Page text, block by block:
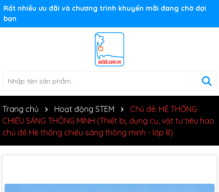
Rất nhiều ưu đãi và chương trình khuyến mãi đang chờ đợi
bạn
Trang chủ Hoạt động STEM
Chủ đề: HỆ THỐNG
CHIẾU SÁNG THÔNG MINH (Thiết bị, dụng cụ, vật tư tiêu hao
chủ đề Hệ thống chiếu sáng thông minh - lớp 8)